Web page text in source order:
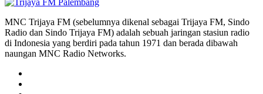
MNC Trijaya FM (sebelumnya dikenal sebagai Trijaya FM, Sindo
Radio dan Sindo Trijaya FM) adalah sebuah jaringan stasiun radio
di Indonesia yang berdiri pada tahun 1971 dan berada dibawah
naungan MNC Radio Networks.